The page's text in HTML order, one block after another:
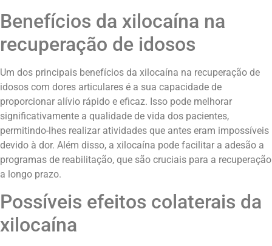
Benefícios da xilocaína na
recuperação de idosos
Um dos principais benefícios da xilocaína na recuperação de
idosos com dores articulares é a sua capacidade de
proporcionar alívio rápido e eficaz. Isso pode melhorar
significativamente a qualidade de vida dos pacientes,
permitindo-lhes realizar atividades que antes eram impossíveis
devido à dor. Além disso, a xilocaína pode facilitar a adesão a
programas de reabilitação, que são cruciais para a recuperação
a longo prazo.
Possíveis efeitos colaterais da
xilocaína